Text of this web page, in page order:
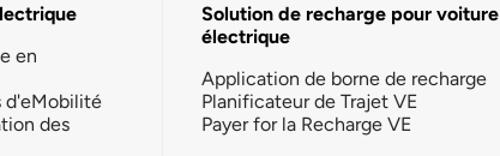
en
d'eMobilité
des
Solution de recharge pour voiture
électrique
Application de borne de recharge
Planificateur de Trajet VE
Payer for la Recharge VE